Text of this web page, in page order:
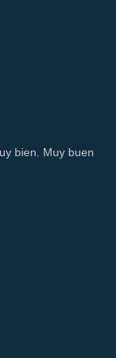
bien. Muy buen